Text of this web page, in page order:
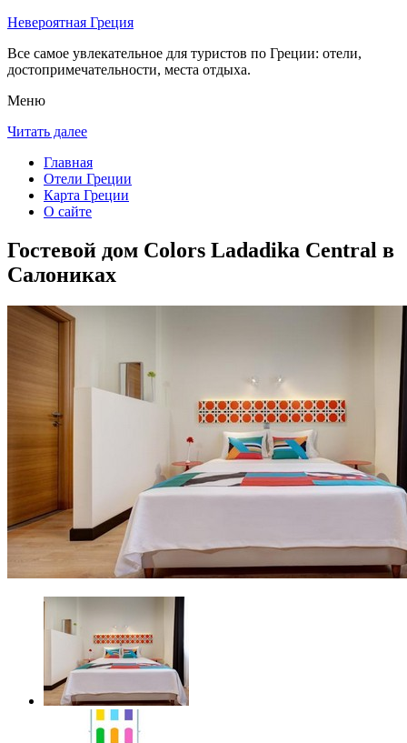
Невероятная Греция
Все самое увлекательное для туристов по Греции: отели,
достопримечательности, места отдыха.
Меню
Читать далее
Главная
Отели Греции
Карта Греции
О сайте
Гостевой дом Colors Ladadika Central в
Салониках